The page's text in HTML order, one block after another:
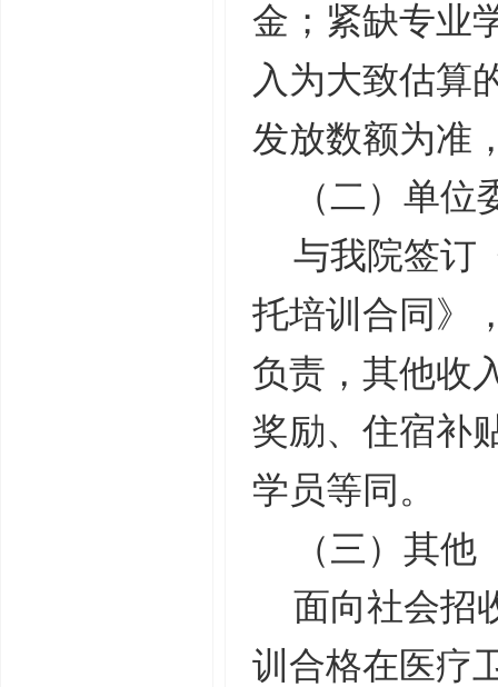
金；紧缺专业
入为大致估算
发放数额为准
（二）单位
与我院签订
托培训合同》
负责，其他收
奖励、住宿补
学员等同。
（三）其他
面向社会招
训合格在医疗